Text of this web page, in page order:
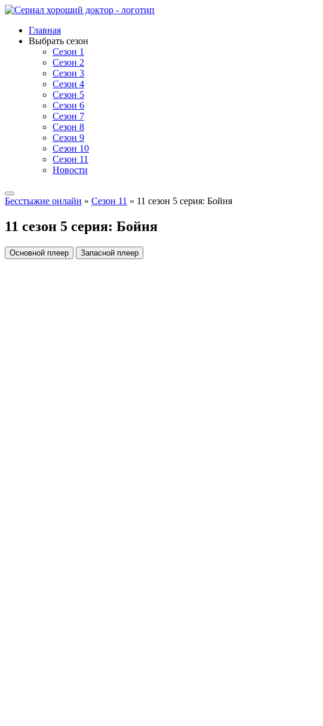
Главная
Выбрать сезон
Сезон 1
Сезон 2
Сезон 3
Сезон 4
Сезон 5
Сезон 6
Сезон 7
Сезон 8
Сезон 9
Сезон 10
Сезон 11
Новости
Бесстыжие онлайн » Сезон 11 » 11 сезон 5 серия: Бойня
11 сезон 5 серия: Бойня
Основной плеер Запасной плеер